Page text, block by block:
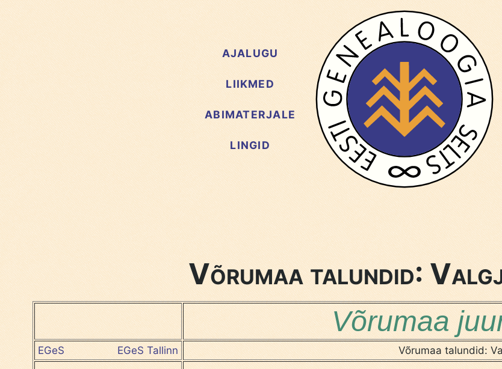
AJALUGU
LIIKMED
ABIMATERJALE
LINGID
Võrumaa talundid:
Võrumaa
EGeS EGeS Tallinn Võrumaa talundid: